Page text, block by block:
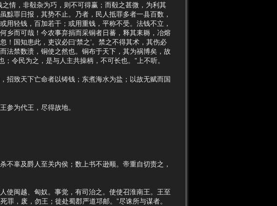
情，非殽杂为巧，则不可得赢；而殽之甚微，为利其
黥罪日报，其势不止。乃者，民人抵罪多者一县百数，
用轻钱，百加若干；或用重钱，平称不受。法钱不立，
乡而可哉！今农事弃捐而采铜者日蕃，释其耒耨，冶熔
国知患此，吏议必曰‘禁之’。禁之不得其术，其伤必
法禁数溃，铜使之然也。铜布于天下，其为祸博矣，故
令民为之，是与人主共操柄，不可长也。”上不听。
致天下亡命者以铸钱；东煮海水为盐；以故无赋而国
为代王，尽得故地。
辜及爵人至关内侯；数上书不逊顺。帝重自切责之，
闽越、匈奴。事觉，有司治之。使使召淮南王。王至
罪，废，勿王；徙处蜀郡严道邛邮。”尽诛所与谋者。